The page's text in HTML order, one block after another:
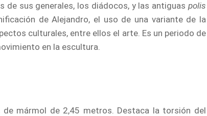
de sus generales, los diádocos, y las antiguas polis
de Alejandro, el uso de una variante de la
culturales, entre ellos el arte. Es un periodo de
en la escultura.
mármol de 2,45 metros. Destaca la torsión del